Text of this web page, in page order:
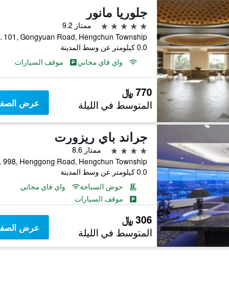
جلوريا مانور
5 نجوم
ممتاز 9.2
0.0 كيلومتر عن وسط المدينة
واي فاي مجاني
موقف السيارات
770 ﷼
المتوسط في الليلة عرض
جراند باي ريزورت
4 نجوم
ممتاز 8.6
0.0 كيلومتر عن وسط المدينة
حوض السباحة
واي فاي مجاني
موقف السيارات
306 ﷼
المتوسط في الليلة عرض